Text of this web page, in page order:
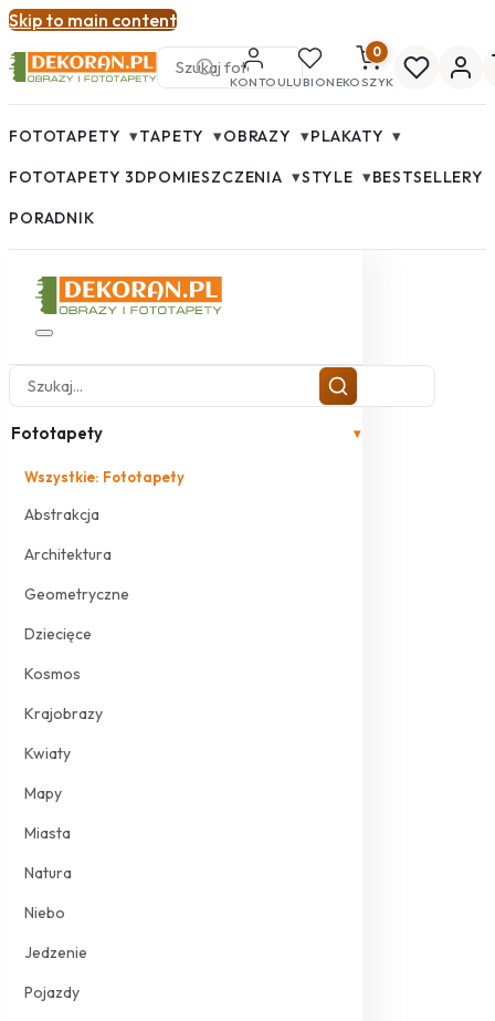
Skip to main content
KONTOULUBIONE
0
KOSZYK
FOTOTAPETY ▾TAPETY ▾OBRAZY ▾PLAKATY ▾
FOTOTAPETY 3DPOMIESZCZENIA ▾STYLE ▾BESTSELLERY
PORADNIK
Fototapety ▾
Wszystkie: Fototapety
Abstrakcja
Architektura
Geometryczne
Dziecięce
Kosmos
Krajobrazy
Kwiaty
Mapy
Miasta
Natura
Niebo
Jedzenie
Pojazdy